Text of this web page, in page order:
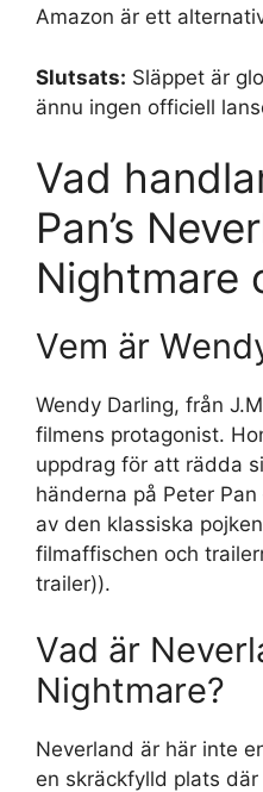
Amazon är ett
Slutsats: Släppet är
ännu ingen officiell
Vad
Pan’s
Nightmare
Vem är
Wendy Darling, från
filmens protagonist.
uppdrag för att rädda
händerna på Peter
av den klassiska
filmaffischen och
trailer)).
Vad är
Nightmare?
Neverland är här inte
en skräckfylld plats